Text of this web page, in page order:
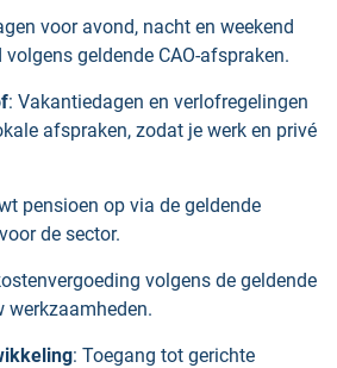
voor avond, nacht en weekend
geldende CAO-afspraken.
: Vakantiedagen en verlofregelingen
afspraken, zodat je werk en privé
pensioen op via de geldende
de sector.
volgens de geldende
werkzaamheden.
: Toegang tot gerichte